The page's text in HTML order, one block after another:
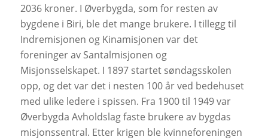
2036 kroner. I Øverbygda, som for resten av
bygdene i Biri, ble det mange brukere. I tillegg til
Indremisjonen og Kinamisjonen var det
foreninger av Santalmisjonen og
Misjonsselskapet. I 1897 startet søndagsskolen
opp, og det var det i nesten 100 år ved bedehuset
med ulike ledere i spissen. Fra 1900 til 1949 var
Øverbygda Avholdslag faste brukere av bygdas
misjonssentral. Etter krigen ble kvinneforeningen